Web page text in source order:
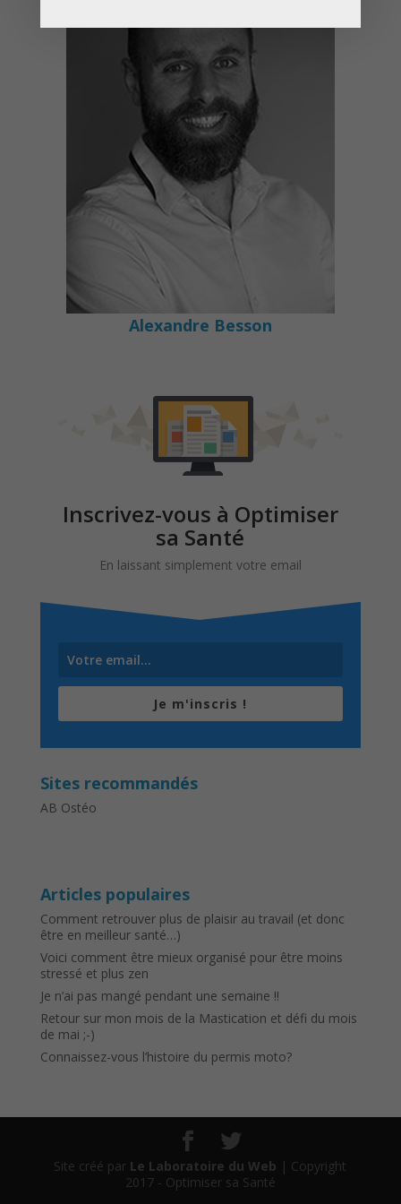
Alexandre Besson
Inscrivez-vous à Optimiser
sa Santé
En laissant simplement votre email
Je m'inscris !
Sites recommandés
AB Ostéo
Articles populaires
Comment retrouver plus de plaisir au travail (et donc
être en meilleur santé…)
Voici comment être mieux organisé pour être moins
stressé et plus zen
Je n’ai pas mangé pendant une semaine !!
Retour sur mon mois de la Mastication et défi du mois
de mai ;-)
Connaissez-vous l’histoire du permis moto?
Site créé par Le Laboratoire du Web | Copyright
2017 - Optimiser sa Santé